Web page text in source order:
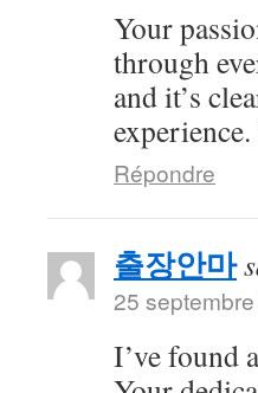
Your
through
and it’s
Répondre
출장안마
25
I’ve found